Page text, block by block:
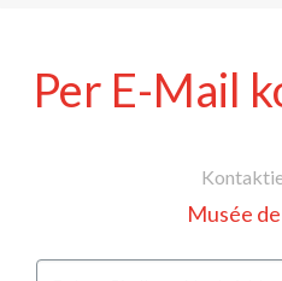
Per E-Mail
Musée